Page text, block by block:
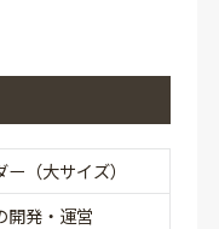
（大サイズ）
開発・運営